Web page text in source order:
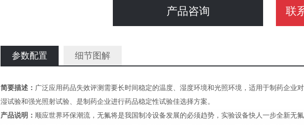
产品咨询 联
参数配置 细节图解
简要描述： 广泛应用药品失效评测需要长时间稳定的温度、湿度环境和光照环境，适用于制药企业
湿试验和强光照射试验、是制药企业进行药品稳定性试验佳选择方案。
产品说明： 顺应世界环保潮流，无氟将是我国制冷设备发展的必须趋势，实验设备快人一步全新无